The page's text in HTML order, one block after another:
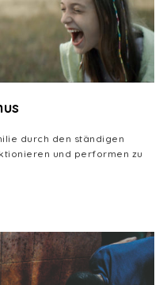
durch den ständigen
und performen zu